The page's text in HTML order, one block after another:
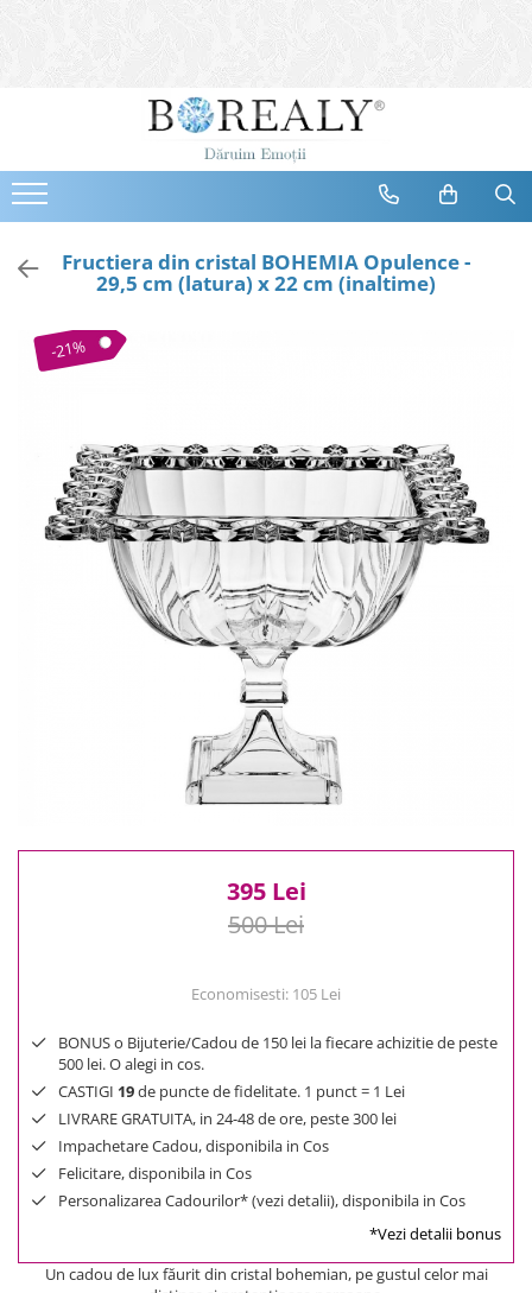
Bijuterii
Cercei
Bratari
Coliere
Tiare
Bijuterii Copii
Bijuterii Mirese
Selectii
Reduceri
Cele mai noi
Cele mai vandute
Fructiera din cristal BOHEMIA Opulence -
29,5 cm (latura) x 22 cm (inaltime)
-21%
395 Lei
500 Lei
Economisesti: 105 Lei
BONUS o Bijuterie/Cadou de 150 lei la fiecare achizitie de peste
500 lei. O alegi in cos.
CASTIGI 19de puncte de fidelitate. 1 punct = 1 Lei
LIVRARE GRATUITA, in 24-48 de ore, peste 300 lei
Impachetare Cadou, disponibila in Cos
Felicitare, disponibila in Cos
Personalizarea Cadourilor* (vezi detalii), disponibila in Cos
*Vezi detalii bonus
Un cadou de lux făurit din cristal bohemian, pe gustul celor mai